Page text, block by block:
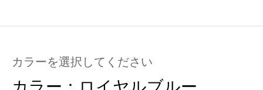
カラーを選択してください